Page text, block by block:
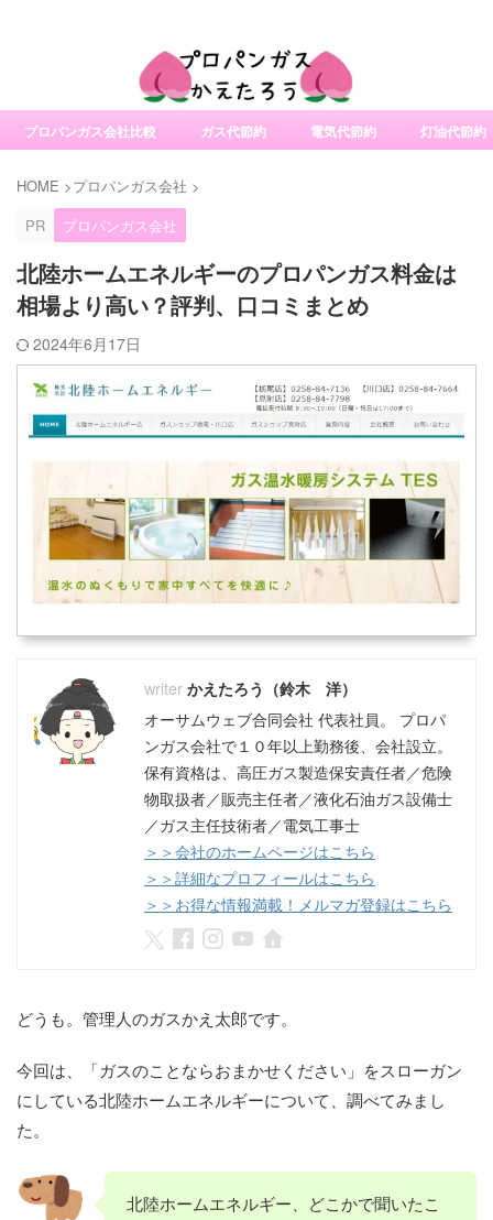
プロパンガス会社比較 ガス代節約 電気代節約 灯油代節約
HOME >プロパンガス会社 >
PR
プロパンガス会社
北陸ホームエネルギーのプロパンガス料金は
相場より高い？評判、口コミまとめ
2024年6月17日
かえたろう（鈴木 洋）
オーサムウェブ合同会社 代表社員。 プロパ
ンガス会社で１０年以上勤務後、会社設立。
保有資格は、高圧ガス製造保安責任者／危険
物取扱者／販売主任者／液化石油ガス設備士
／ガス主任技術者／電気工事士
＞＞会社のホームページはこちら
＞＞詳細なプロフィールはこちら
＞＞お得な情報満載！メルマガ登録はこちら
どうも。管理人のガスかえ太郎です。
今回は、「ガスのことならおまかせください」をスローガン
にしている北陸ホームエネルギーについて、調べてみまし
た。
北陸ホームエネルギー、どこかで聞いたこ